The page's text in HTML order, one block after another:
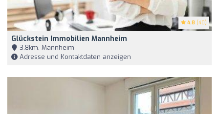
4.8 (40)
Glückstein Immobilien Mannheim
3,8km, Mannheim
Adresse und Kontaktdaten anzeigen